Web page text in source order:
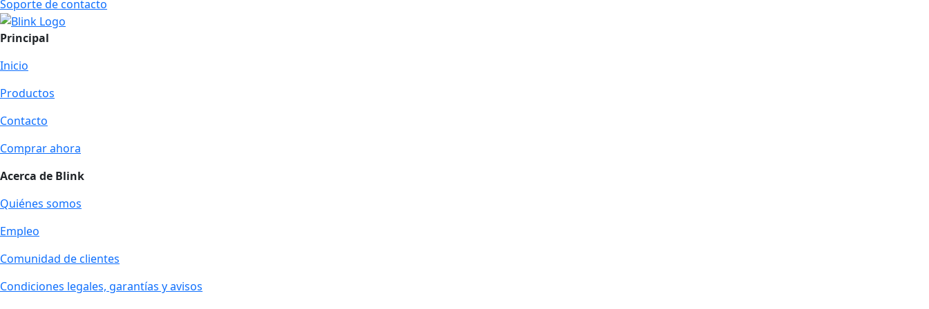
Soporte de contacto
Principal
Inicio
Productos
Contacto
Comprar ahora
Acerca de Blink
Quiénes somos
Empleo
Comunidad de clientes
Condiciones legales, garantías y avisos